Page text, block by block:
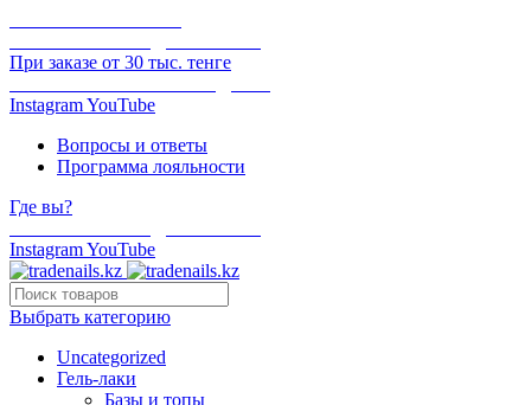
При заказе от 30 тыс. тенге
InstagramYouTube
Вопросы и ответы
Программа лояльности
Где вы?
InstagramYouTube
Выбрать категорию
Uncategorized
Гель-лаки
Базы и топы